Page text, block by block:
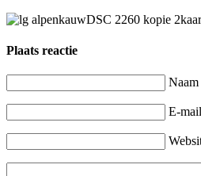
Plaats reactie
E-